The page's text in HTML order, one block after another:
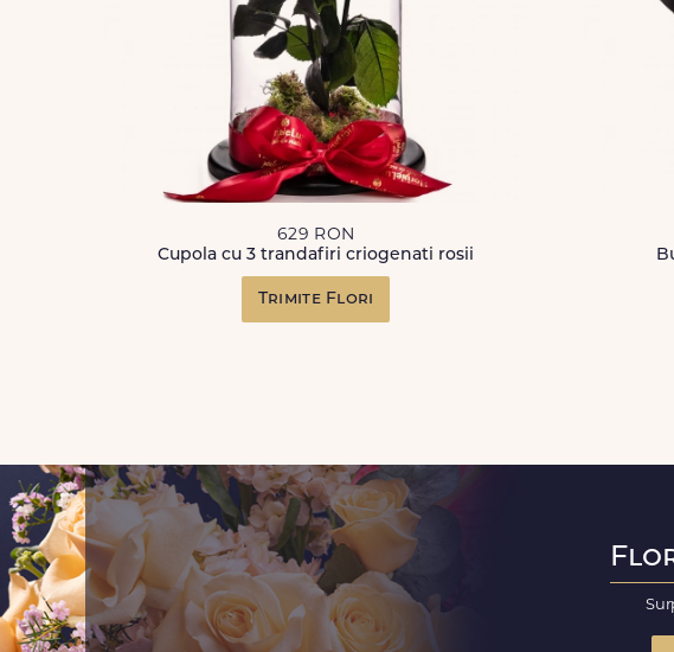
629 RON
Cupola cu 3 trandafiri criogenati rosii
Trimite Flori